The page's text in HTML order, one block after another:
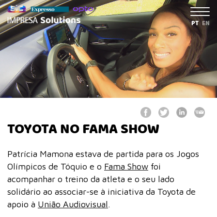
PT EN
TOYOTA NO FAMA SHOW
Patrícia Mamona estava de partida para os Jogos
Olímpicos de Tóquio e o Fama Show foi
acompanhar o treino da atleta e o seu lado
solidário ao associar-se à iniciativa da Toyota de
apoio à União Audiovisual.